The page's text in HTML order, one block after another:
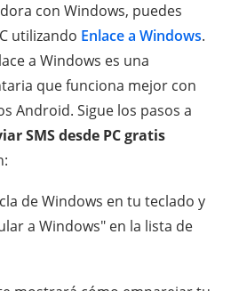
con Windows, puedes
utilizando Enlace a Windows.
a Windows es una
que funciona mejor con
Android. Sigue los pasos a
SMS desde PC gratis
de Windows en tu teclado y
a Windows" en la lista de